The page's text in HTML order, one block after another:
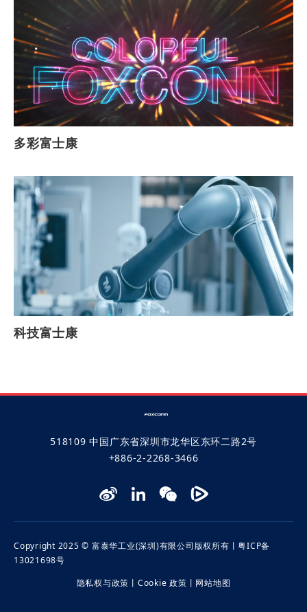
多彩富士康
科技富士康
518109 中国广东省深圳市龙华区东环二路2号
+886-2-2268-3466
Copyright 2025 © 富泰华工业(深圳)有限公司版权所有丨粤ICP备
13021698号
隐私权与政策 丨 Cookie 政策 丨 网站地图